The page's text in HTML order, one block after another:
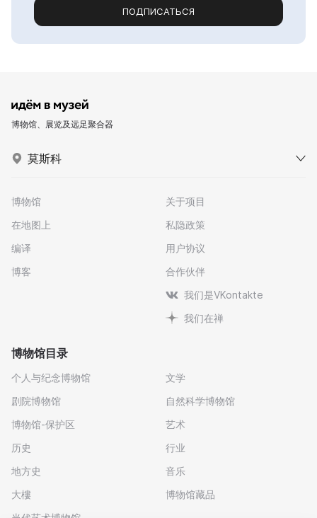
ПОДПИСАТЬСЯ
博物馆、展览及远足聚合器
莫斯科
博物馆
在地图上
编译
博客
关于项目
私隐政策
用户协议
合作伙伴
我们是VKontakte
我们在禅
博物馆目录
个人与纪念博物馆
剧院博物馆
博物馆-保护区
历史
地方史
大樓
文学
自然科学博物馆
艺术
行业
音乐
博物馆藏品